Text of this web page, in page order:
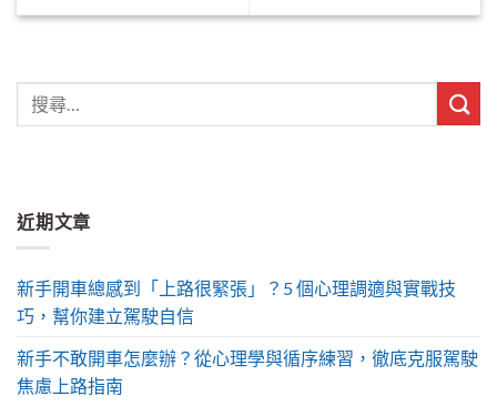
近期文章
新手開車總感到「上路很緊張」？5 個心理調適與實戰技
巧，幫你建立駕駛自信
新手不敢開車怎麼辦？從心理學與循序練習，徹底克服駕駛
焦慮上路指南